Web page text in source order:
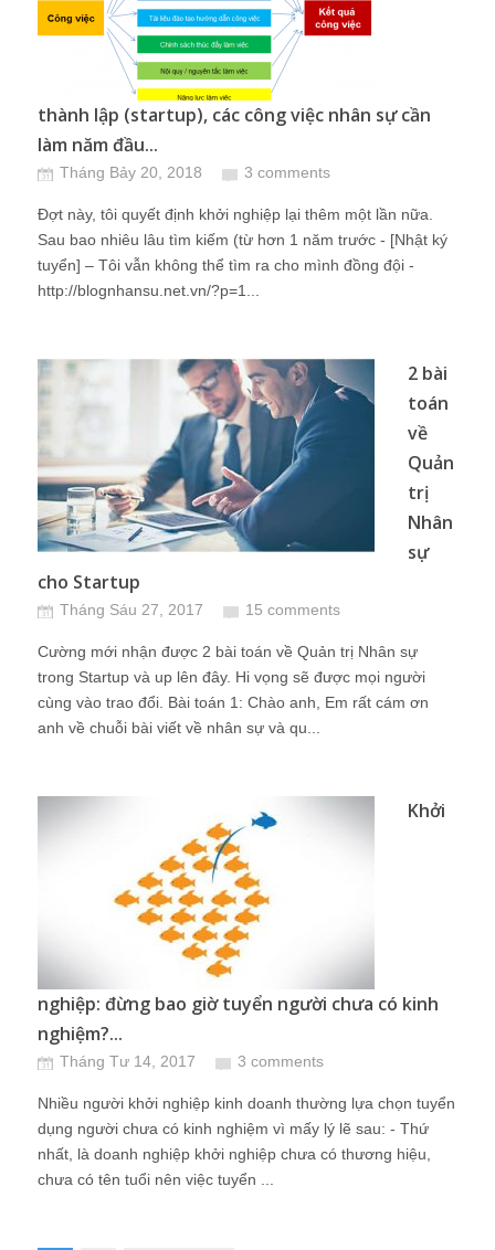
thành lập (startup), các công việc nhân sự cần
làm năm đầu...
Tháng Bảy 20, 2018 3 comments
Đợt này, tôi quyết định khởi nghiệp lại thêm một lần nữa.
Sau bao nhiêu lâu tìm kiếm (từ hơn 1 năm trước - [Nhật ký
tuyển] – Tôi vẫn không thể tìm ra cho mình đồng đội -
http://blognhansu.net.vn/?p=1...
2 bài
toán
về
Quản
trị
Nhân
sự
cho Startup
Tháng Sáu 27, 2017 15 comments
Cường mới nhận được 2 bài toán về Quản trị Nhân sự
trong Startup và up lên đây. Hi vọng sẽ được mọi người
cùng vào trao đổi. Bài toán 1: Chào anh, Em rất cám ơn
anh về chuỗi bài viết về nhân sự và qu...
Khởi
nghiệp: đừng bao giờ tuyển người chưa có kinh
nghiệm?...
Tháng Tư 14, 2017 3 comments
Nhiều người khởi nghiệp kinh doanh thường lựa chọn tuyển
dụng người chưa có kinh nghiệm vì mấy lý lẽ sau: - Thứ
nhất, là doanh nghiệp khởi nghiệp chưa có thương hiệu,
chưa có tên tuổi nên việc tuyển ...